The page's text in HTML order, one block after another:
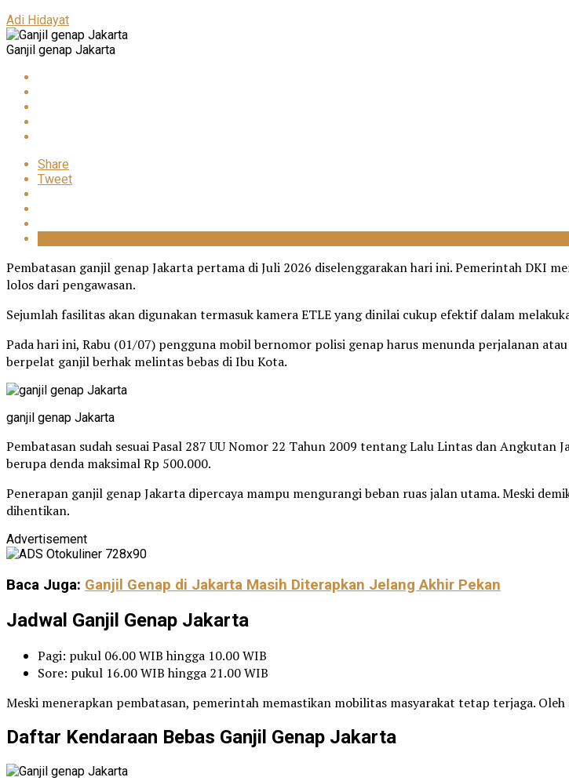
Adi Hidayat
Ganjil genap Jakarta
Share
Tweet
Pembatasan ganjil genap Jakarta pertama di Juli 2026 diselenggarakan hari ini. Pemerintah DKI
lolos dari pengawasan.
Sejumlah fasilitas akan digunakan termasuk kamera ETLE yang dinilai cukup efektif dalam
Pada hari ini, Rabu (01/07) pengguna mobil bernomor polisi genap harus menunda perjalanan
berpelat ganjil berhak melintas bebas di Ibu Kota.
ganjil genap Jakarta
Pembatasan sudah sesuai Pasal 287 UU Nomor 22 Tahun 2009 tentang Lalu Lintas dan
berupa denda maksimal Rp 500.000.
Penerapan ganjil genap Jakarta dipercaya mampu mengurangi beban ruas jalan utama. Meski
dihentikan.
Advertisement
Baca Juga: Ganjil Genap di Jakarta Masih Diterapkan Jelang Akhir Pekan
Jadwal Ganjil Genap Jakarta
Pagi: pukul 06.00 WIB hingga 10.00 WIB
Sore: pukul 16.00 WIB hingga 21.00 WIB
Meski menerapkan pembatasan, pemerintah memastikan mobilitas masyarakat tetap terjaga.
Daftar Kendaraan Bebas Ganjil Genap Jakarta